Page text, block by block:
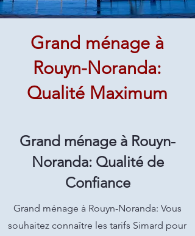
Grand ménage à
Rouyn-Noranda:
Qualité Maximum
Grand ménage à Rouyn-
Noranda: Qualité de
Confiance
Grand ménage à Rouyn-Noranda: Vous
souhaitez connaître les tarifs Simard pour